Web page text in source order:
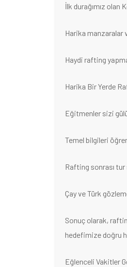
İlk durağımız
Harika manzaralar
Haydi rafting
Harika Bir Yerde
Eğitmenler sizi
Temel bilgileri
Rafting sonrası
Çay ve Türk
Sonuç olarak,
hedefimize doğru
Eğlenceli Vakitler